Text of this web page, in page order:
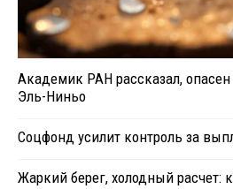
Академик РАН рассказал,
Эль-Ниньо
Соцфонд усилит контроль за
Жаркий берег, холодный расчет: